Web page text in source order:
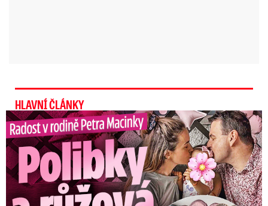
HLAVNÍ ČLÁNKY
Radost v rodině Petra Macinky: Polibky a růžová oslava!